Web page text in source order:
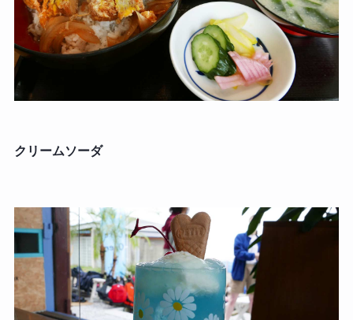
クリームソーダ